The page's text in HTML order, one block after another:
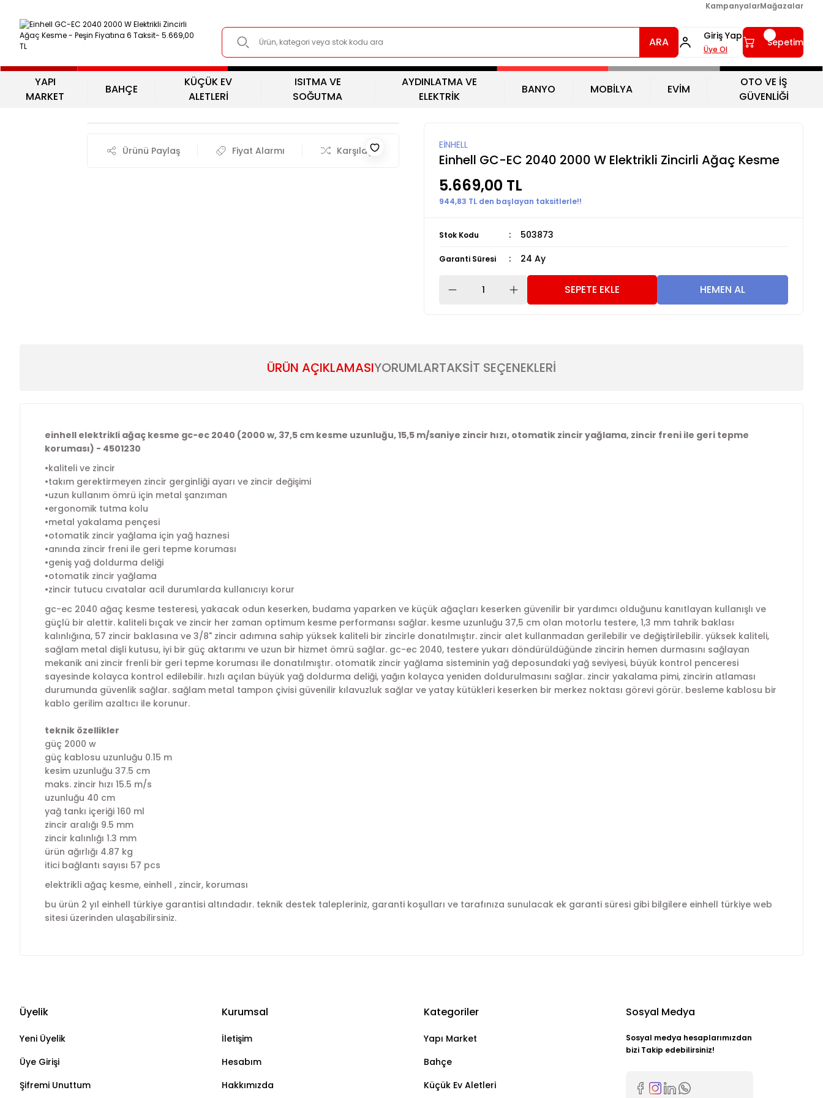
KampanyalarMağazalar
ARA Giriş Yap
Üye Ol
Sepetim
YAPI
MARKET
BAHÇE
KÜÇÜK EV
ALETLERİ
ISITMA VE
SOĞUTMA
AYDINLATMA VE
ELEKTRİK
BANYO MOBİLYA EVİM
OTO VE İŞ
GÜVENLİĞİ
Ürünü Paylaş Fiyat Alarmı Karşılaştır EİNHELL
Einhell GC-EC 2040 2000 W Elektrikli Zincirli Ağaç Kesme
5.669,00 TL
944,83 TL den başlayan taksitlerle!!
Stok Kodu 503873
Garanti Süresi 24 Ay
SEPETE EKLE HEMEN AL
ÜRÜN AÇIKLAMASIYORUMLARTAKSİT SEÇENEKLERİ
einhell elektrikli ağaç kesme gc-ec 2040 (2000 w, 37,5 cm kesme uzunluğu, 15,5 m/saniye zincir hızı, otomatik zincir yağlama, zincir freni ile geri tepme
koruması) - 4501230
•kaliteli ve zincir
•takım gerektirmeyen zincir gerginliği ayarı ve zincir değişimi
•uzun kullanım ömrü için metal şanzıman
•ergonomik tutma kolu
•metal yakalama pençesi
•otomatik zincir yağlama için yağ haznesi
•anında zincir freni ile geri tepme koruması
•geniş yağ doldurma deliği
•otomatik zincir yağlama
•zincir tutucu cıvatalar acil durumlarda kullanıcıyı korur
gc-ec 2040 ağaç kesme testeresi, yakacak odun keserken, budama yaparken ve küçük ağaçları keserken güvenilir bir yardımcı olduğunu kanıtlayan kullanışlı ve
güçlü bir alettir. kaliteli bıçak ve zincir her zaman optimum kesme performansı sağlar. kesme uzunluğu 37,5 cm olan motorlu testere, 1,3 mm tahrik baklası
kalınlığına, 57 zincir baklasına ve 3/8" zincir adımına sahip yüksek kaliteli bir zincirle donatılmıştır. zincir alet kullanmadan gerilebilir ve değiştirilebilir. yüksek kaliteli,
sağlam metal dişli kutusu, iyi bir güç aktarımı ve uzun bir hizmet ömrü sağlar. gc-ec 2040, testere yukarı döndürüldüğünde zincirin hemen durmasını sağlayan
mekanik ani zincir frenli bir geri tepme koruması ile donatılmıştır. otomatik zincir yağlama sisteminin yağ deposundaki yağ seviyesi, büyük kontrol penceresi
sayesinde kolayca kontrol edilebilir. hızlı açılan büyük yağ doldurma deliği, yağın kolayca yeniden doldurulmasını sağlar. zincir yakalama pimi, zincirin atlaması
durumunda güvenlik sağlar. sağlam metal tampon çivisi güvenilir kılavuzluk sağlar ve yatay kütükleri keserken bir merkez noktası görevi görür. besleme kablosu bir
kablo gerilim azaltıcı ile korunur.
teknik özellikler
güç 2000 w
güç kablosu uzunluğu 0.15 m
kesim uzunluğu 37.5 cm
maks. zincir hızı 15.5 m/s
uzunluğu 40 cm
yağ tankı içeriği 160 ml
zincir aralığı 9.5 mm
zincir kalınlığı 1.3 mm
ürün ağırlığı 4.87 kg
itici bağlantı sayısı 57 pcs
elektrikli ağaç kesme, einhell , zincir, koruması
bu ürün 2 yıl einhell türkiye garantisi altındadır. teknik destek talepleriniz, garanti koşulları ve tarafınıza sunulacak ek garanti süresi gibi bilgilere einhell türkiye web
sitesi üzerinden ulaşabilirsiniz.
Bu ürüne ilk yorumu siz yapın!
Yorum Yaz
Üyelik
Yeni Üyelik
Üye Girişi
Şifremi Unuttum
Kurumsal
İletişim
Hesabım
Hakkımızda
Kategoriler
Yapı Market
Bahçe
Küçük Ev Aletleri
Sosyal Medya
Sosyal medya hesaplarımızdan
bizi Takip edebilirsiniz!